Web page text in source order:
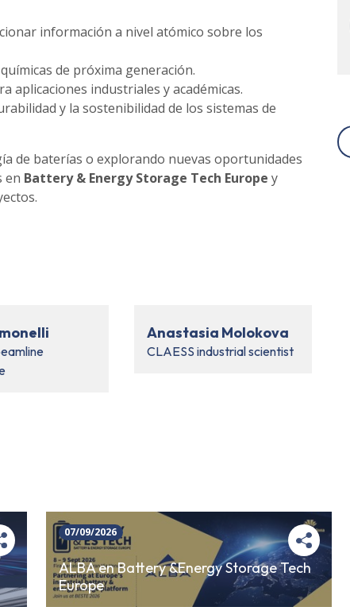
información a nivel atómico sobre los
de próxima generación.
aplicaciones industriales y académicas.
y la sostenibilidad de los sistemas de
de baterías o explorando nuevas oportunidades
en Battery & Energy Storage Tech Europe y
Anastasia Molokova
CLAESS industrial scientist
07/09/2026
ALBA en Battery &Energy Storage Tech
Europe